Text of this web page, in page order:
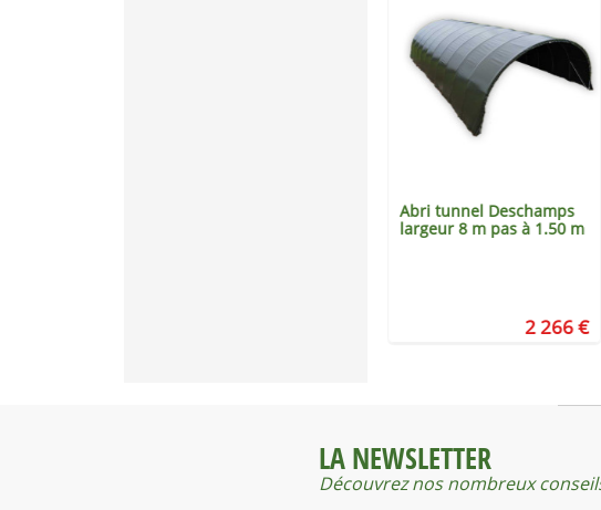
Abri tunnel Deschamps
largeur 8 m pas à 1.50 m
2 266 €
LA NEWSLETTER
Découvrez nos nombreux